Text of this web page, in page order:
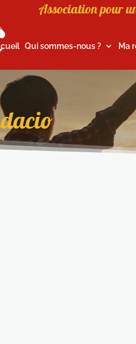
Association pour
Qui sommes-nous ? Ma